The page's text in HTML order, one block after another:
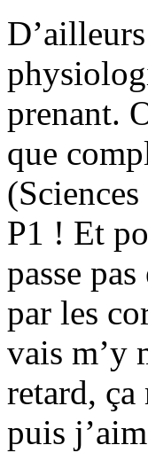
prenant.
que
P1 ! Et
passe
par les
vais m’y
retard,
puis